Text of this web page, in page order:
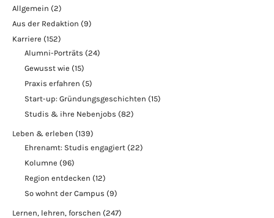
Allgemein (2)
Aus der Redaktion (9)
Karriere (152)
Alumni-Porträts (24)
Gewusst wie (15)
Praxis erfahren (5)
Start-up: Gründungsgeschichten (15)
Studis & ihre Nebenjobs (82)
Leben & erleben (139)
Ehrenamt: Studis engagiert (22)
Kolumne (96)
Region entdecken (12)
So wohnt der Campus (9)
Lernen, lehren, forschen (247)